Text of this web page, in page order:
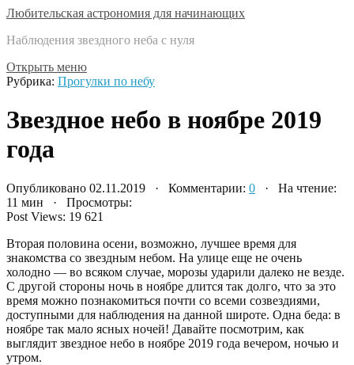
Любительская астрономия для начинающих
Наблюдения звездного неба с нуля
Открыть меню
Рубрика: Прогулки по небу
Звездное небо в ноябре 2019
года
Опубликовано 02.11.2019 · Комментарии: 0 · На чтение:
11 мин · Просмотры:
Post Views: 19 621
Вторая половина осени, возможно, лучшее время для
знакомства со звездным небом. На улице еще не очень
холодно — во всяком случае, морозы ударили далеко не везде.
С другой стороны ночь в ноябре длится так долго, что за это
время можно познакомиться почти со всеми созвездиями,
доступными для наблюдения на данной широте. Одна беда: в
ноябре так мало ясных ночей! Давайте посмотрим, как
выглядит звездное небо в ноябре 2019 года вечером, ночью и
утром.